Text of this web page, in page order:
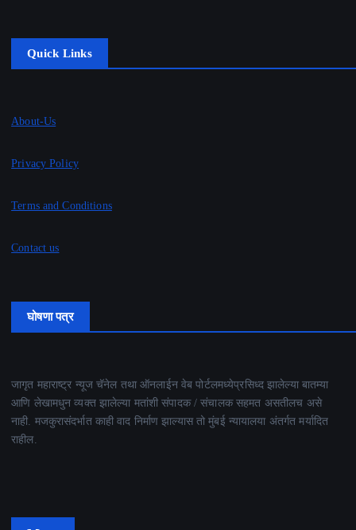
Quick Links
About-Us
Privacy Policy
Terms and Conditions
Contact us
घोषणा पत्र
जागृत महाराष्ट्र न्यूज चॅनेल तथा ऑनलाईन वेब पोर्टलमध्येप्रसिध्द झालेल्या बातम्या
आणि लेखामधुन व्यक्त झालेल्या मतांशी संपादक / संचालक सहमत असतीलच असे
नाही. मजकुरासंदर्भात काही वाद निर्माण झाल्यास तो मुंबई न्यायालया अंतर्गत मर्यादित
राहील.